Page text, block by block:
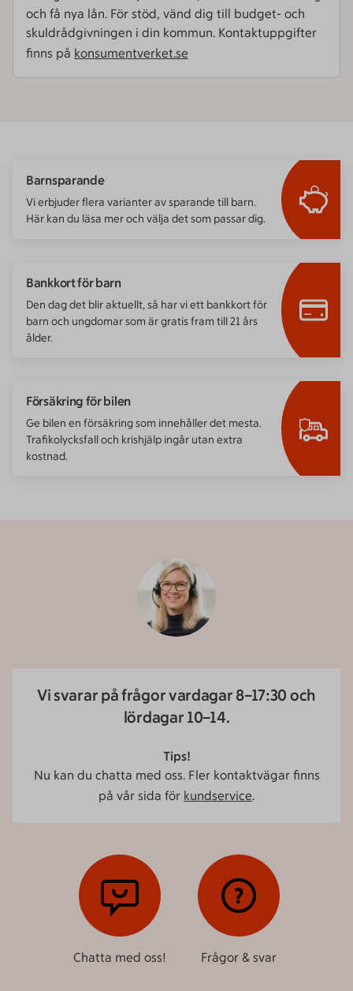
och få nya lån. För stöd, vänd dig till budget- och
skuld­rådgivningen i din kommun. Kontaktuppgifter
finns på konsumentverket.se
Barnsparande
Vi erbjuder flera varianter av sparande till barn.
Här kan du läsa mer och välja det som passar dig.
Bankkort för barn
Den dag det blir aktuellt, så har vi ett bankkort för
barn och ungdomar som är gratis fram till 21 års
ålder.
Försäkring för bilen
Ge bilen en försäkring som innehåller det mesta.
Trafikolycksfall och krishjälp ingår utan extra
kostnad.
Vi svarar på frågor vardagar 8–17:30 och
lördagar 10–14.
Tips!
Nu kan du chatta med oss. Fler kontaktvägar finns
på vår sida för kundservice.
Chatta med oss! Frågor & svar